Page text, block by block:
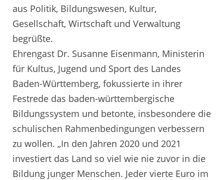
aus Politik, Bildungswesen, Kultur,
Gesellschaft, Wirtschaft und Verwaltung
begrüßte.
Ehrengast Dr. Susanne Eisenmann, Ministerin
für Kultus, Jugend und Sport des Landes
Baden-Württemberg, fokussierte in ihrer
Festrede das baden-württembergische
Bildungssystem und betonte, insbesondere die
schulischen Rahmenbedingungen verbessern
zu wollen. „In den Jahren 2020 und 2021
investiert das Land so viel wie nie zuvor in die
Bildung junger Menschen. Jeder vierte Euro im